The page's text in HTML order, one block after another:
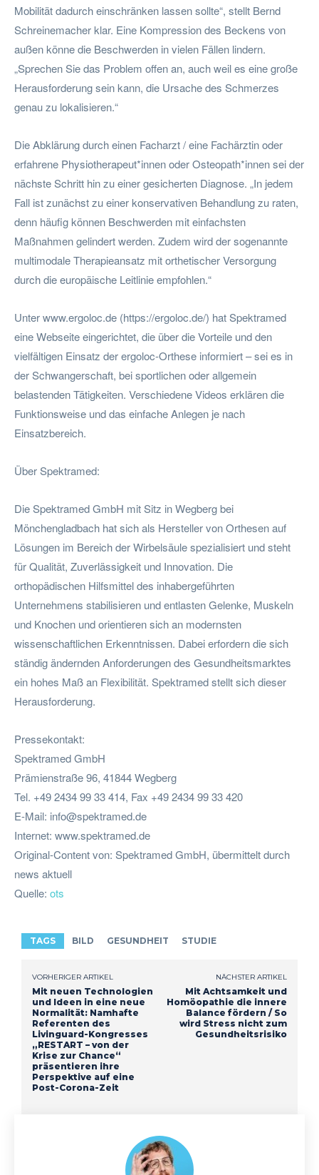
Mobilität dadurch einschränken lassen sollte“, stellt Bernd
Schreinemacher klar. Eine Kompression des Beckens von
außen könne die Beschwerden in vielen Fällen lindern.
„Sprechen Sie das Problem offen an, auch weil es eine große
Herausforderung sein kann, die Ursache des Schmerzes
genau zu lokalisieren.“
Die Abklärung durch einen Facharzt / eine Fachärztin oder
erfahrene Physiotherapeut*innen oder Osteopath*innen sei der
nächste Schritt hin zu einer gesicherten Diagnose. „In jedem
Fall ist zunächst zu einer konservativen Behandlung zu raten,
denn häufig können Beschwerden mit einfachsten
Maßnahmen gelindert werden. Zudem wird der sogenannte
multimodale Therapieansatz mit orthetischer Versorgung
durch die europäische Leitlinie empfohlen.“
Unter www.ergoloc.de (https://ergoloc.de/) hat Spektramed
eine Webseite eingerichtet, die über die Vorteile und den
vielfältigen Einsatz der ergoloc-Orthese informiert – sei es in
der Schwangerschaft, bei sportlichen oder allgemein
belastenden Tätigkeiten. Verschiedene Videos erklären die
Funktionsweise und das einfache Anlegen je nach
Einsatzbereich.
Über Spektramed:
Die Spektramed GmbH mit Sitz in Wegberg bei
Mönchengladbach hat sich als Hersteller von Orthesen auf
Lösungen im Bereich der Wirbelsäule spezialisiert und steht
für Qualität, Zuverlässigkeit und Innovation. Die
orthopädischen Hilfsmittel des inhabergeführten
Unternehmens stabilisieren und entlasten Gelenke, Muskeln
und Knochen und orientieren sich an modernsten
wissenschaftlichen Erkenntnissen. Dabei erfordern die sich
ständig ändernden Anforderungen des Gesundheitsmarktes
ein hohes Maß an Flexibilität. Spektramed stellt sich dieser
Herausforderung.
Pressekontakt:
Spektramed GmbH
Prämienstraße 96, 41844 Wegberg
Tel. +49 2434 99 33 414, Fax +49 2434 99 33 420
E-Mail: info@spektramed.de
Internet: www.spektramed.de
Original-Content von: Spektramed GmbH, übermittelt durch
news aktuell
Quelle: ots
TAGS BILD GESUNDHEIT STUDIE
VORHERIGER ARTIKEL
Mit neuen Technologien
und Ideen in eine neue
Normalität: Namhafte
Referenten des
Livinguard-Kongresses
„RESTART – von der
Krise zur Chance“
präsentieren ihre
Perspektive auf eine
Post-Corona-Zeit
NÄCHSTER ARTIKEL
Mit Achtsamkeit und
Homöopathie die innere
Balance fördern / So
wird Stress nicht zum
Gesundheitsrisiko